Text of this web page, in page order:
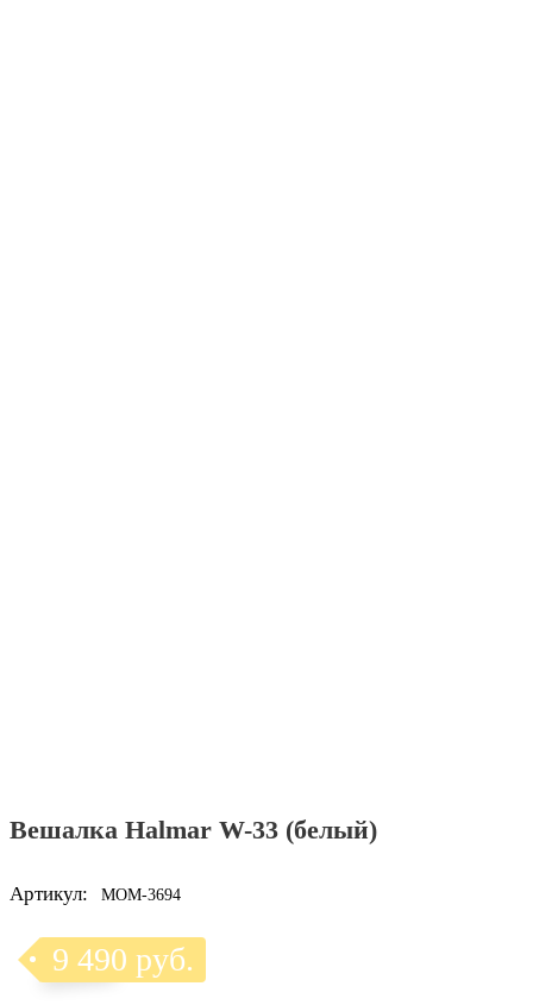
Вешалка Halmar W-33 (белый)
Артикул: MOM-3694
9 490 руб.